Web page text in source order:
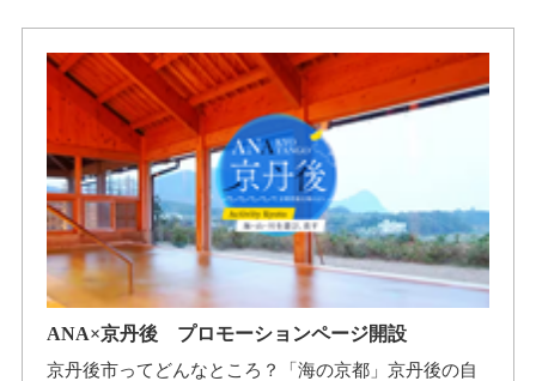
ANA×京丹後 プロモーションページ開設
京丹後市ってどんなところ？「海の京都」京丹後の自